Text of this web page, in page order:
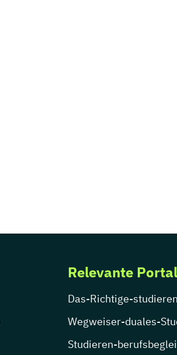
Relevante
Das-Richtige-
Wegweiser-duales-
Studieren-